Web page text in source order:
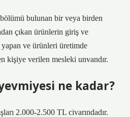
bulunan bir veya birden
çıkan ürünlerin giriş ve
yapan ve ürünleri üretimde
kişiye verilen mesleki unvandır.
ne kadar?
2.000-2.500 TL civarındadır.